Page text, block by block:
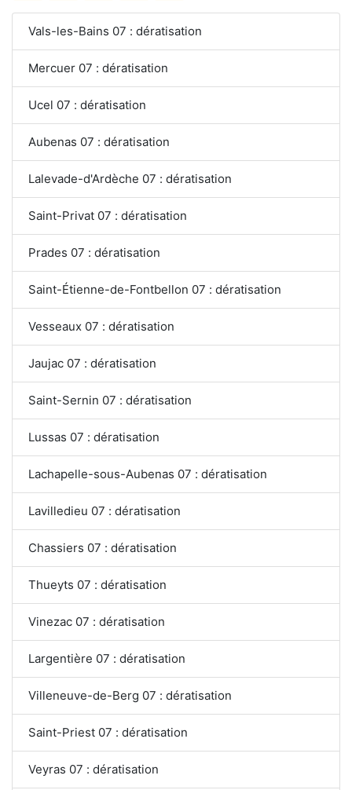
Vals-les-Bains 07 : dératisation
Mercuer 07 : dératisation
Ucel 07 : dératisation
Aubenas 07 : dératisation
Lalevade-d'Ardèche 07 : dératisation
Saint-Privat 07 : dératisation
Prades 07 : dératisation
Saint-Étienne-de-Fontbellon 07 : dératisation
Vesseaux 07 : dératisation
Jaujac 07 : dératisation
Saint-Sernin 07 : dératisation
Lussas 07 : dératisation
Lachapelle-sous-Aubenas 07 : dératisation
Lavilledieu 07 : dératisation
Chassiers 07 : dératisation
Thueyts 07 : dératisation
Vinezac 07 : dératisation
Largentière 07 : dératisation
Villeneuve-de-Berg 07 : dératisation
Saint-Priest 07 : dératisation
Veyras 07 : dératisation